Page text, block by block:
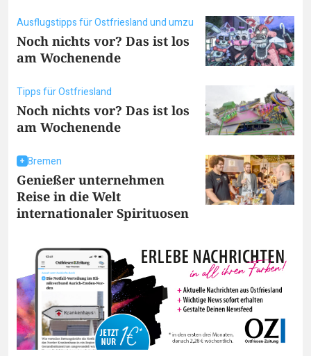
Ausflugstipps für Ostfriesland und umzu
Noch nichts vor? Das ist los
am Wochenende
Tipps für Ostfriesland
Noch nichts vor? Das ist los
am Wochenende
Bremen
Genießer unternehmen
Reise in die Welt
internationaler Spirituosen